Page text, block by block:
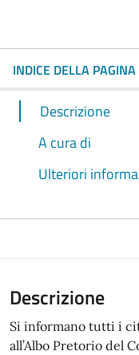
INDICE DELLA PAGINA
Descrizione
A cura di
Ulteriori
Descrizione
Si informano tutti i
all’Albo Pretorio del